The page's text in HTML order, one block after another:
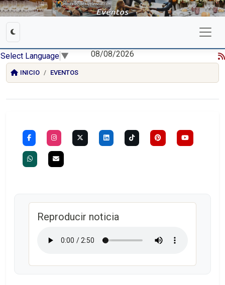
Select Language ▼ 08/08/2026
INICIO EVENTOS
Reproducir noticia